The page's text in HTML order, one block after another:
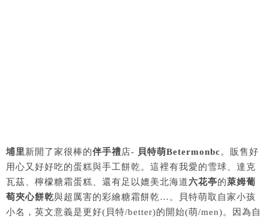
埔里新開了家很棒的伴手禮店- 貝特萌Betermonbc。販售好
用心又好好吃的蛋糕與手工餅乾。這裡有我愛的雪球、達克
瓦茲、檸檬糖霜蛋糕、還有足以媲美北海道六花亭的萊姆葡
萄夾心餅乾與超厲害的彩繪糖霜餅乾…。貝特萌取自家小孩
小名，英文意義是更好(貝特/better)的開始(萌/men)。因為自